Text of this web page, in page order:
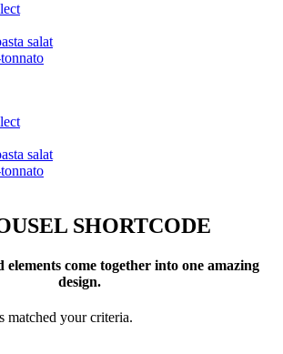
salat
salat
SHORTCODE
come together into one amazing
design.
matched your criteria.